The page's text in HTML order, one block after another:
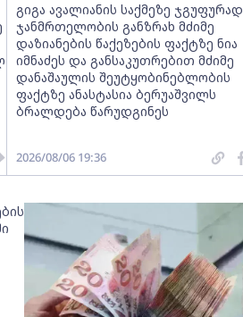
გიგა ავალიანის საქმეზე ჯგუფურად
ჯანმრთელობის განზრახ მძიმე
დაზიანების წაქეზების ფაქტზე ნია
იმნაძეს და განსაკუთრებით მძიმე
დანაშაულის შეუტყობინებლობის
ფაქტზე ანასტასია ბერუაშვილს
ბრალდება წარუდგინეს
2026/08/06 19:36